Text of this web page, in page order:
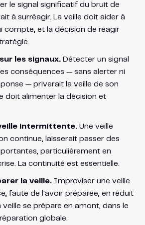
le signal significatif du bruit de
à surréagir. La veille doit aider à
compte, et la décision de réagir
les signaux.Détecter un signal
conséquences — sans alerter ni
— priverait la veille de son
doit alimenter la décision et
intermittente.Une veille
continue, laisserait passer des
particulièrement en
La continuité est essentielle.
la veille.Improviser une veille
faute de l’avoir préparée, en réduit
veille se prépare en amont, dans le
globale.